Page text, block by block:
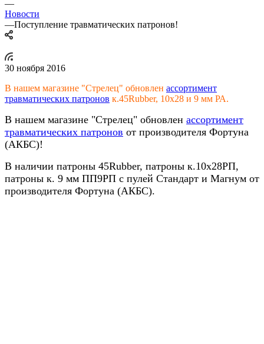
—
Новости
—Поступление травматических патронов!
30 ноября 2016
В нашем магазине "Стрелец" обновлен ассортимент
травматических патронов к.45Rubber, 10х28 и 9 мм РА.
В нашем магазине "Стрелец" обновлен ассортимент
травматических патронов от производителя Фортуна
(АКБС)!
В наличии патроны 45Rubber, патроны к.10х28РП,
патроны к. 9 мм ПП9РП с пулей Стандарт и Магнум от
производителя Фортуна (АКБС).